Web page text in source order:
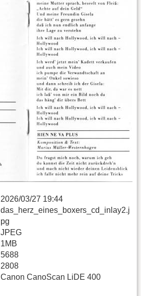
2026/03/27 19:44
das_herz_eines_boxers_cd_inlay2.j
pg
JPEG
1MB
5688
2808
Canon CanoScan LiDE 400